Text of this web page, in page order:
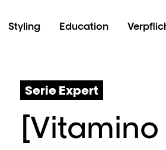
Styling Education
Serie Expert